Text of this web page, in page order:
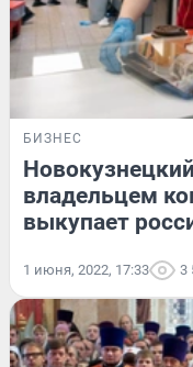
БИЗНЕС
владельцем
выкупает
1 июня, 2022, 17:33 3